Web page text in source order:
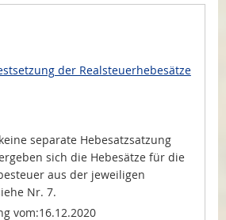
der Realsteuerhebesätze
separate Hebesatzsatzung
sich die Hebesätze für die
aus der jeweiligen
Nr. 7.
16.12.2020